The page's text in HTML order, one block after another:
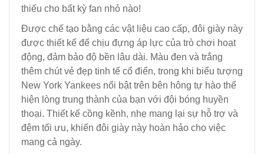
thiếu cho bất kỳ fan nhỏ nào!
Được chế tạo bằng các vật liệu cao cấp, đôi giày này
được thiết kế để chịu đựng áp lực của trò chơi hoạt
động, đảm bảo độ bền lâu dài. Màu đen và trắng
thêm chút vẻ đẹp tinh tế cổ điển, trong khi biểu tượng
New York Yankees nổi bật trên bên hông tự hào thể
hiện lòng trung thành của bạn với đội bóng huyền
thoại. Thiết kế cồng kềnh, nhẹ mang lại sự hỗ trợ và
đệm tối ưu, khiến đôi giày này hoàn hảo cho việc
mang cả ngày.